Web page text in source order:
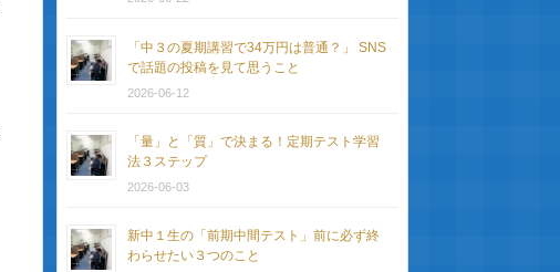
「中３の夏期講習で34万円は普通？」 SNS
で話題の投稿を見て思うこと
2026-06-12
「量」と「質」で決まる！定期テスト学習
法３ステップ
2026-06-03
新中１生の「前期中間テスト」前に必ず終
わらせたい３つのこと